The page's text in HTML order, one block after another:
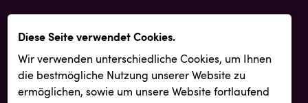
Diese Seite verwendet Cookies.
Wir verwenden unterschiedliche Cookies, um Ihnen
die best­mögliche Nutzung unserer Website zu
ermöglichen, sowie um unsere Website fortlaufend